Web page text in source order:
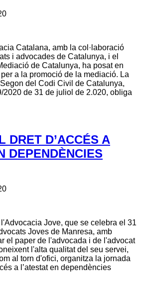
Catalana, amb la col·laboració
i advocades de Catalunya, i el
de Catalunya, ha posat en
a la promoció de la mediació. La
del Codi Civil de Catalunya,
2020 de 31 de juliol de 2.020, obliga
DRET D’ACCÉS A
DEPENDÈNCIES
Jove, que se celebra el 31
Joves de Manresa, amb
el paper de l'advocada i de l'advocat
l'alta qualitat del seu servei,
al torn d'ofici, organitza la jornada
a l’atestat en dependències